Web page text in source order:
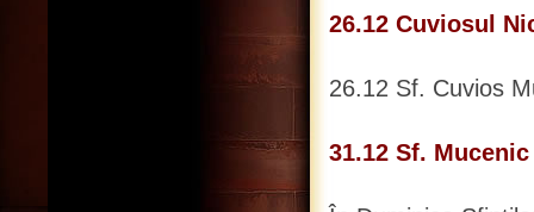
26.12 Cuviosul
26.12 Sf. Cuvios
31.12 Sf.